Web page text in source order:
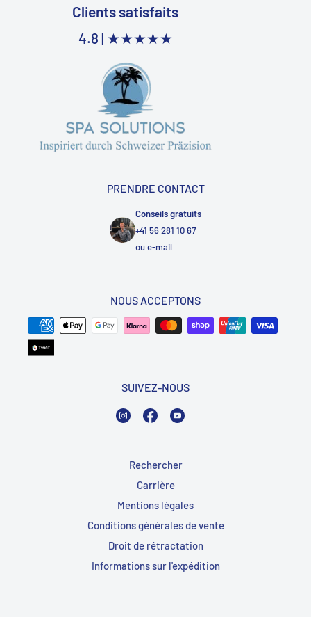
Clients satisfaits
4.8 | ★★★★★
PRENDRE CONTACT
Conseils gratuits
+41 56 281 10 67
oue-mail
NOUS ACCEPTONS
SUIVEZ-NOUS
InstagramFacebook
Rechercher
Carrière
Mentions légales
Conditions générales de vente
Droit de rétractation
Informations sur l'expédition